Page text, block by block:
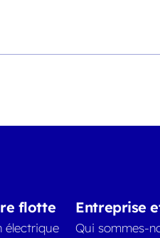
flotte
électrique
Entreprise
Qui sommes-